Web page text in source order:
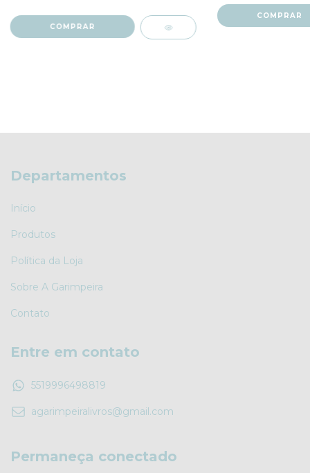
Departamentos
Início
Produtos
Política da Loja
Sobre A Garimpeira
Contato
Entre em contato
5519996498819
agarimpeiralivros@gmail.com
Permaneça conectado